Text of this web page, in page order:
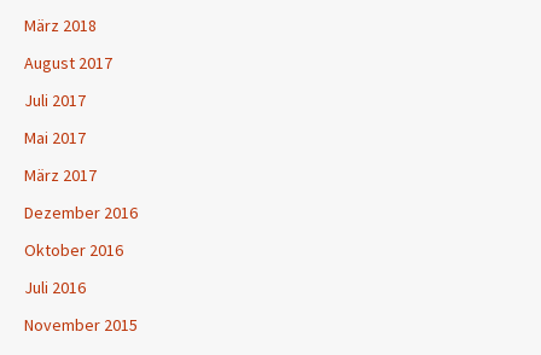
März 2018
August 2017
Juli 2017
Mai 2017
März 2017
Dezember 2016
Oktober 2016
Juli 2016
November 2015